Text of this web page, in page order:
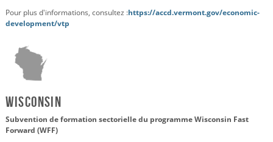
Pour plus d'informations, consultez :https://accd.vermont.gov/economic-
development/vtp
Wisconsin
Subvention de formation sectorielle du programme Wisconsin Fast
Forward (WFF)